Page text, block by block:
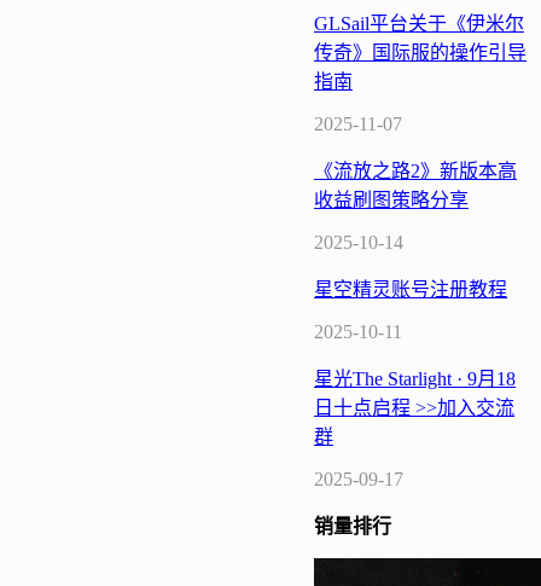
GLSail平台关于《伊米尔
传奇》国际服的操作引导
指南
2025-11-07
《流放之路2》新版本高
收益刷图策略分享
2025-10-14
星空精灵账号注册教程
2025-10-11
星光The Starlight · 9月18
日十点启程 >>加入交流
群
2025-09-17
销量排行